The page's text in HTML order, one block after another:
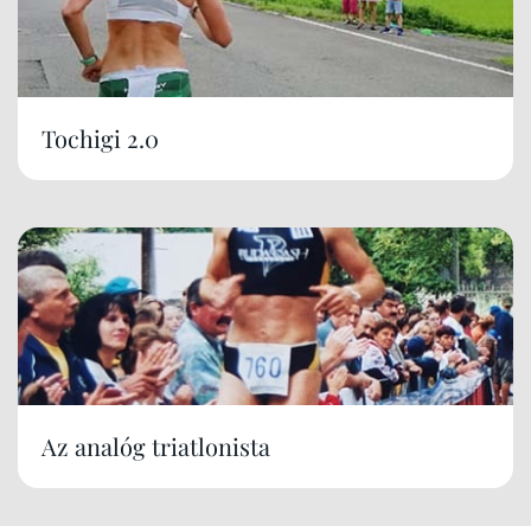
Tochigi 2.0
Az analóg triatlonista